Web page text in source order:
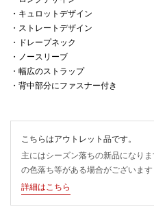
・キュロットデザイン
・ストレートデザイン
・ドレープネック
・ノースリーブ
・幅広のストラップ
・背中部分にファスナー付き
こちらはアウトレット品です。
主にはシーズン落ちの新品になり
の色落ち等がある場合がございます
詳細はこちら